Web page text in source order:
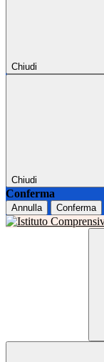
Chiudi
Chiudi
Conferma
Annulla Conferma